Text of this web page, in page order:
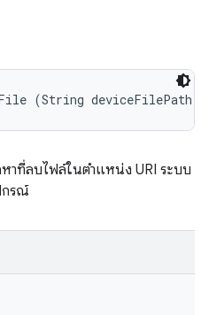
(String deviceFilePath)
หาที่ลบไฟล์ในตำแหน่ง URI ระบบ
กรณ์